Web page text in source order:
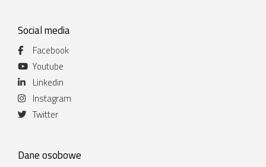
Social media
Facebook
Youtube
Linkedin
Instagram
Twitter
Dane osobowe